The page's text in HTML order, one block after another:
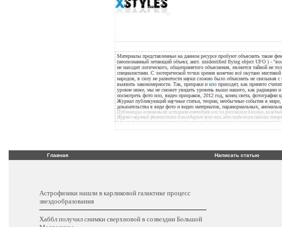
Материалы представленные на данном ресурсе пробуют объяснить такие
(неопознанный летающий объект, англ. unidentified flying object UFO ) -
не находит логического, общепринятого объяснения, является тайной не
специалистами. С эзотерической точки зрения конечно всё окутано
народов, в силу не развитости науки сложно было объяснить не
выявить закономерности. Так, призраки инло приходят, как принято
уровне ниже, мы не сможет увидеть уровень выше нашего, как радиацию и
посмотреть фото нло, видео призраков, 2012 год, конец света, фотографии
Журнал публикующий научные статьи, теории, необычные события в
доказательства в виде фото и видео материалов, паранормальных,
Публикации основаны на историях очевидцев или по рассказам близких,
Журнал научной фантастики благодарит всех тех, кто поделился своими
Главная Написать статью
Астрофизики нашли в карликовой галактике процесс
звездообразования
Хаббл получил снимки сверхновой в созвездии Большой